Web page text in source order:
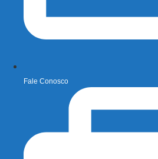
Fale Conosco